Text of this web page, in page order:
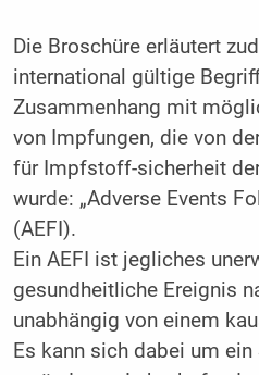
Die Broschüre erläutert
international gültige
Zusammenhang mit
von Impfungen, die von
für Impfstoff-sicherheit
wurde: „Adverse Events
(AEFI).
Ein AEFI ist jegliches
gesundheitliche Ereignis
unabhängig von einem
Es kann sich dabei um